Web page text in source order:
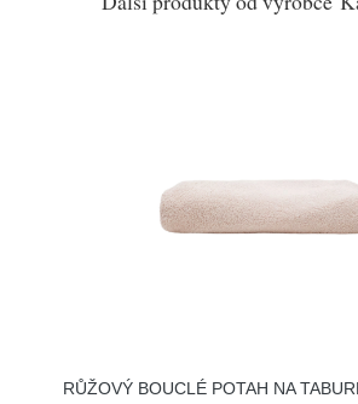
RŮŽOVÝ BOUCLÉ POTAH NA